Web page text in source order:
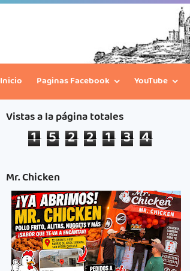
Inicio Paginas Facebook YouTube
Vistas a la página totales
1 5 2 2 1 3 4
Mr. Chicken